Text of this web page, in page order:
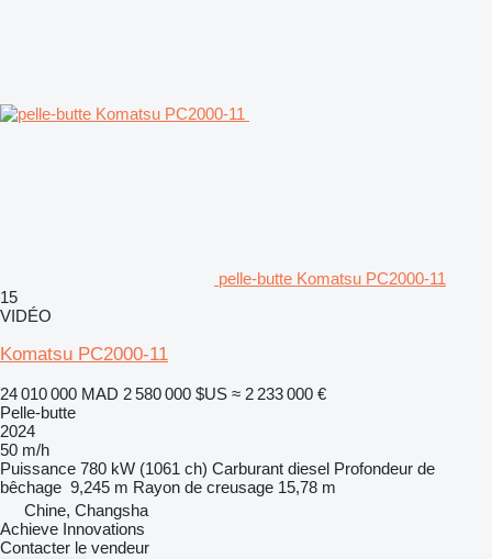
pelle-butte Komatsu PC2000-11
15
VIDÉO
Komatsu PC2000-11
24 010 000 MAD 2 580 000 $US ≈ 2 233 000 €
Pelle-butte
2024
50 m/h
Puissance 780 kW (1061 ch) Carburant diesel Profondeur de
bêchage 9,245 m Rayon de creusage 15,78 m
Chine, Changsha
Achieve Innovations
Contacter le vendeur